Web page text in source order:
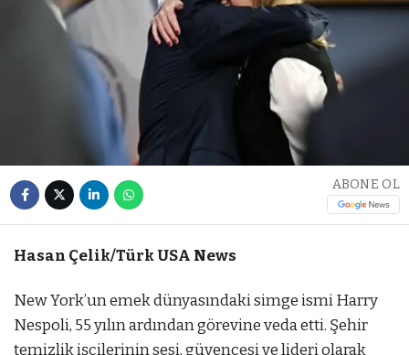
ABONE OL
Hasan Çelik/Türk USA News
New York’un emek dünyasındaki simge ismi Harry
Nespoli, 55 yılın ardından görevine veda etti. Şehir
temizlik işçilerinin sesi, güvencesi ve lideri olarak